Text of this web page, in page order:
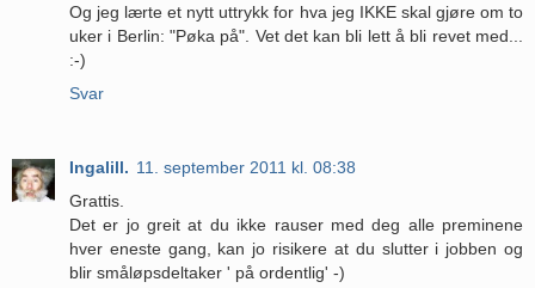
Og jeg lærte et nytt uttrykk for hva jeg IKKE skal gjøre om to
uker i Berlin: "Pøka på". Vet det kan bli lett å bli revet med...
:-)
Svar
Ingalill. 11. september 2011 kl. 08:38
Grattis.
Det er jo greit at du ikke rauser med deg alle preminene
hver eneste gang, kan jo risikere at du slutter i jobben og
blir småløpsdeltaker ' på ordentlig' -)